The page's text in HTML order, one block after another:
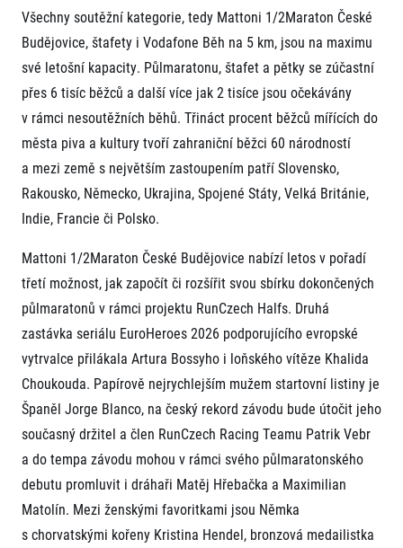
Mobilní aplikace RunCzech
Stáhněte si mobilní aplikaci RunCzech.
EuroHeroes Challenge 2023
EuroHeroes Challenge 2019
Systém bodování
Pro závodníky
Pravidla a všeobecné informace
Vše k pojištění
Přeregistrace na jiného závodníka
Pověření k vyzvednutí čísla
Reklamace výsledků
Vaše Fotografie
Inspirace
Příběhy běžců
RunCzech Story
AIMS Race Calendar
Komunity
Prvoběžci
RunCzech Stars
dm rodinná míle
Český maratonský klub
Running Doctors
Středoškoláci
Charita
Seznam neziskových organizací
Běžím pro stromy
Užitečné
O nás
Kontakt
Náš tým
Naši partneři
Historie
Pro veřejnost
FAQ (Často kladené dotazy)
Oznámení fúze
Dobrovolníci
Dárkové poukazy
Šablony k dárkovému poukazu ke stažení
Pro média
Aktuality
Akreditace a vše k závodům
Tiskové zprávy
Poznámky pro editory
Magazíny
RunCzech
Kariéra
All Runners Are Beautiful
RunCzech Racing
Ekofilozofie
Running Mall
Vítejte v Running Mall
Kalendář
Skupinové tréninky
Firemní tréninky
Masáže
Všechny soutěžní kategorie, tedy Mattoni 1/2Maraton České
Budějovice, štafety i Vodafone Běh na 5 km, jsou na maximu
své letošní kapacity. Půlmaratonu, štafet a pětky se zúčastní
přes 6 tisíc běžců a další více jak 2 tisíce jsou očekávány
v rámci nesoutěžních běhů. Třináct procent běžců mířících do
města piva a kultury tvoří zahraniční běžci 60 národností
a mezi země s největším zastoupením patří Slovensko,
Rakousko, Německo, Ukrajina, Spojené Státy, Velká Británie,
Indie, Francie či Polsko.
Mattoni 1/2Maraton České Budějovice nabízí letos v pořadí
třetí možnost, jak započít či rozšířit svou sbírku dokončených
půlmaratonů v rámci projektu RunCzech Halfs. Druhá
zastávka seriálu EuroHeroes 2026 podporujícího evropské
vytrvalce přilákala Artura Bossyho i loňského vítěze Khalida
Choukouda. Papírově nejrychlejším mužem startovní listiny je
Španěl Jorge Blanco, na český rekord závodu bude útočit jeho
současný držitel a člen RunCzech Racing Teamu Patrik Vebr
a do tempa závodu mohou v rámci svého půlmaratonského
debutu promluvit i dráhaři Matěj Hřebačka a Maximilian
Matolín. Mezi ženskými favoritkami jsou Němka
s chorvatskými kořeny Kristina Hendel, bronzová medailistka